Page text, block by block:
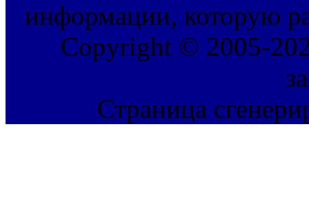
информации, которую
Copyright © 2005-
Страница